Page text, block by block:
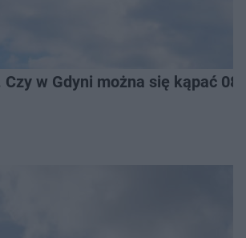
Czy w Gdyni można się kąpać